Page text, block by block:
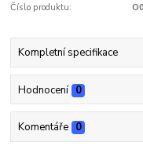
Číslo produktu:
Kompletní specifikace
Hodnocení 0
Komentáře 0